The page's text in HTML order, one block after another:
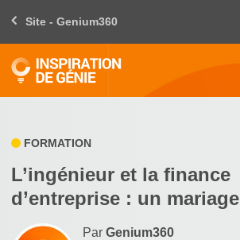
Site - Genium360
FORMATION
L’ingénieur et la finance
d’entreprise : un
Par Genium360